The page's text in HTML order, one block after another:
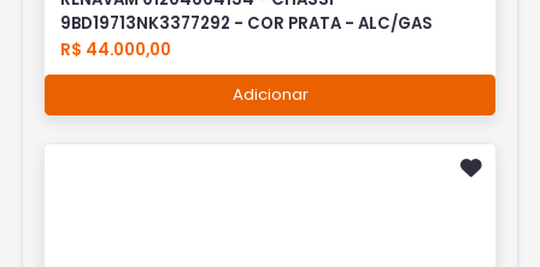
9BD19713NK3377292 - COR PRATA - ALC/GAS
R$ 44.000,00
Adicionar